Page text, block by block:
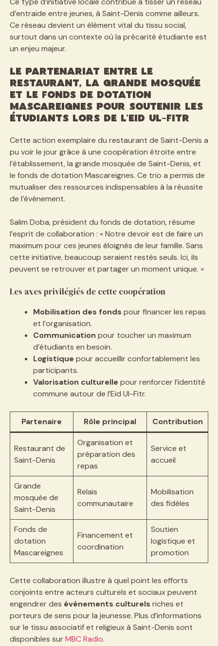
d’entraide entre jeunes, à Saint-Denis comme ailleurs.
Ce réseau devient un élément vital du tissu social,
surtout dans un contexte où la précarité étudiante est
un enjeu majeur.
Le partenariat entre le
restaurant, la grande mosquée
et le fonds de dotation
Mascareignes pour soutenir les
étudiants lors de l’Eid Ul-Fitr
Cette action exemplaire du restaurant de Saint-Denis a
pu voir le jour grâce à une coopération étroite entre
l’établissement, la grande mosquée de Saint-Denis, et
le fonds de dotation Mascareignes. Ce trio a permis de
mutualiser des ressources indispensables à la réussite
de l’événement.
Salim Doba, président du fonds de dotation, résume
l’esprit de collaboration : « Notre devoir est de faire un
maximum pour ces jeunes éloignés de leur famille. Sans
cette initiative, beaucoup seraient restés seuls. Ici, ils
peuvent se retrouver et partager un moment unique. »
Les axes privilégiés de cette coopération
Mobilisation des fonds pour financer les repas
et l’organisation.
Communication pour toucher un maximum
d’étudiants en besoin.
Logistique pour accueillir confortablement les
participants.
Valorisation culturelle pour renforcer l’identité
commune autour de l’Eid Ul-Fitr.
Partenaire Rôle principal Contribution
Restaurant de
Saint-Denis
Organisation et
préparation des
repas
Service et
accueil
Grande
mosquée de
Saint-Denis
Relais
communautaire
Mobilisation
des fidèles
Fonds de
dotation
Mascareignes
Financement et
coordination
Soutien
logistique et
promotion
Cette collaboration illustre à quel point les efforts
conjoints entre acteurs culturels et sociaux peuvent
engendrer des événements culturels riches et
porteurs de sens pour la jeunesse. Plus d’informations
sur le tissu associatif et religieux à Saint-Denis sont
disponibles surMBC Radio.